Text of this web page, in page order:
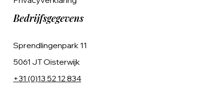
Bedrijfsgegevens
Sprendlingenpark 11
5061 JT Oisterwijk
+31 (0)13 52 12 834